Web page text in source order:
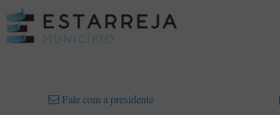
Fale com a presidente